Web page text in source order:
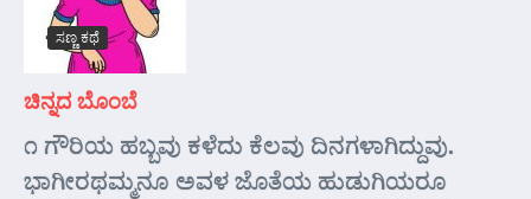
ಸಣ್ಣ ಕಥೆ
ಚಿನ್ನದ ಬೊಂಬೆ
೧ ಗೌರಿಯ ಹಬ್ಬವು ಕಳೆದು ಕೆಲವು ದಿನಗಳಾಗಿದ್ದುವು.
ಭಾಗೀರಥಮ್ಮನೂ ಅವಳ ಜೊತೆಯ ಹುಡುಗಿಯರೂ